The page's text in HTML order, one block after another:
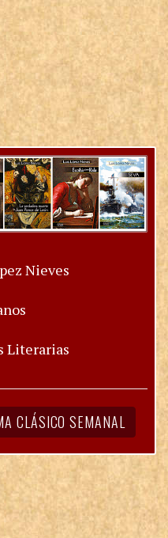
Nieves
Literarias
CLÁSICO SEMANAL